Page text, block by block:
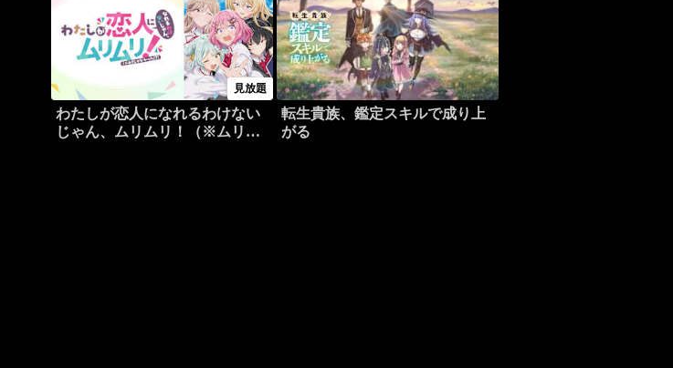
見放題
わたしが恋人になれるわけない
じゃん、ムリムリ！（※ムリじ
転生貴族、鑑定スキルで成り上
がる